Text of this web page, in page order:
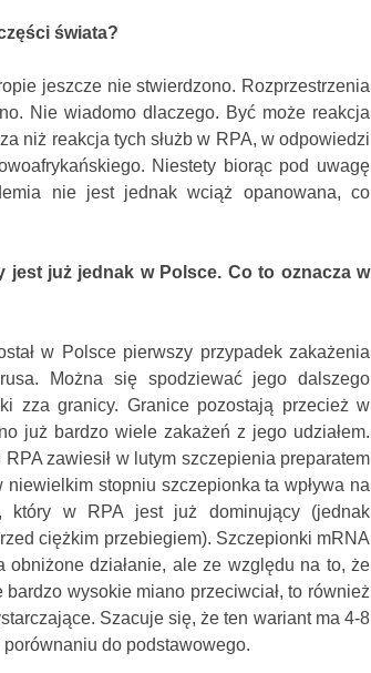
świata?
jeszcze nie stwierdzono. Rozprzestrzenia
Nie wiadomo dlaczego. Być może reakcja
niż reakcja tych służb w RPA, w odpowiedzi
Niestety biorąc pod uwagę
nie jest jednak wciąż opanowana, co
jest już jednak w Polsce. Co to oznacza w
w Polsce pierwszy przypadek zakażenia
Można się spodziewać jego dalszego
zza granicy. Granice pozostają przecież w
już bardzo wiele zakażeń z jego udziałem.
zawiesił w lutym szczepienia preparatem
stopniu szczepionka ta wpływa na
który w RPA jest już dominujący (jednak
ciężkim przebiegiem). Szczepionki mRNA
działanie, ale ze względu na to, że
wysokie miano przeciwciał, to również
Szacuje się, że ten wariant ma 4-8
do podstawowego.